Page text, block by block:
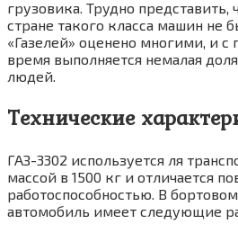
грузовика. Трудно представить,
стране такого класса машин не
«Газелей» оценено многими, и
время выполняется немалая
людей.
Технические
ГАЗ-3302 используется ля
массой в 1500 кг и отличается
работоспособностью. В
автомобиль имеет следующие